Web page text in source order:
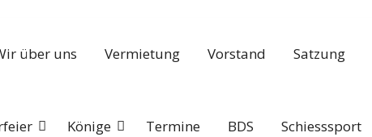
über uns Vermietung Vorstand Satzung
Könige Termine BDS Schiesssport